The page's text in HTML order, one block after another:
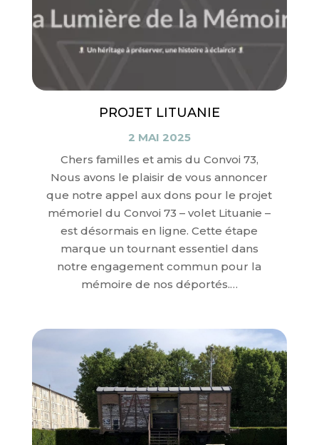
PROJET LITUANIE
2 MAI 2025
Chers familles et amis du Convoi 73,
Nous avons le plaisir de vous annoncer
que notre appel aux dons pour le projet
mémoriel du Convoi 73 – volet Lituanie –
est désormais en ligne. Cette étape
marque un tournant essentiel dans
notre engagement commun pour la
mémoire de nos déportés.…